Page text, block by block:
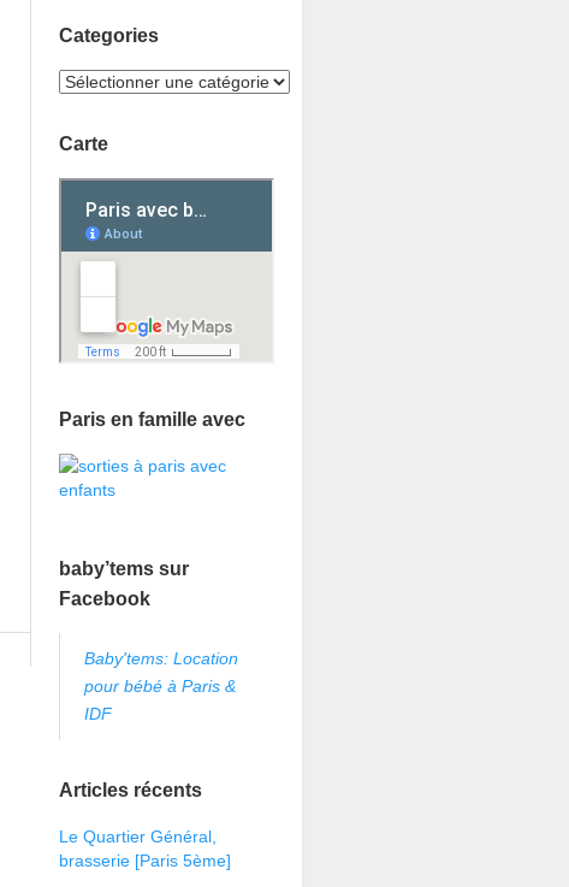
Categories
Carte
Paris en famille avec
baby’tems sur
Facebook
Baby'tems: Location
pour bébé à Paris &
IDF
Articles récents
Le Quartier Général,
brasserie [Paris 5ème]